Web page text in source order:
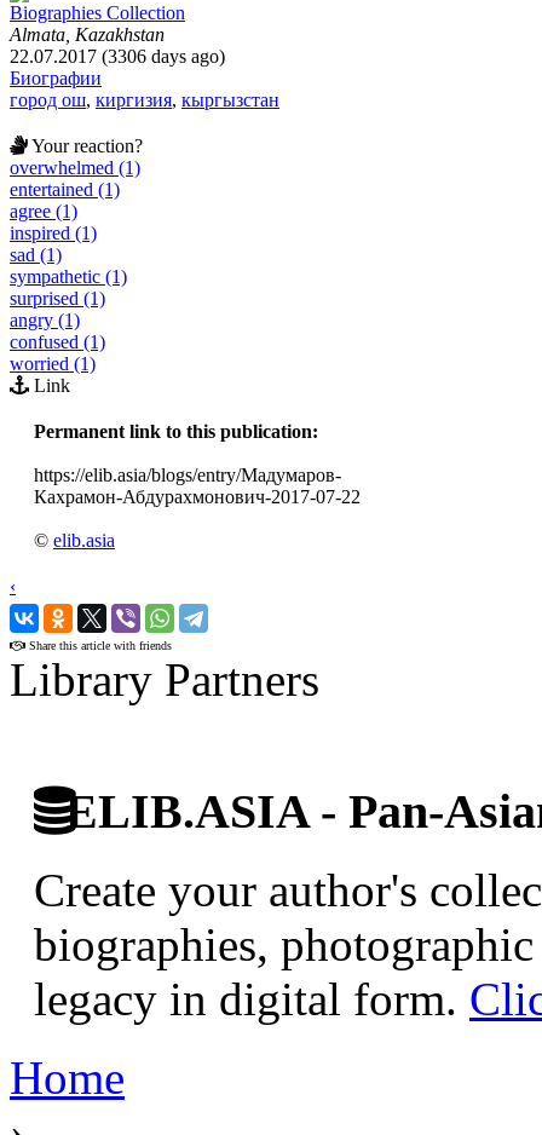
Biographies Collection
Almata, Kazakhstan
22.07.2017 (3306 days ago)
Биографии
город ош, киргизия, кыргызстан
Your reaction?
overwhelmed (1)
entertained (1)
agree (1)
inspired (1)
sad (1)
sympathetic (1)
surprised (1)
angry (1)
confused (1)
worried (1)
Link
Permanent link to this publication:
https://elib.asia/blogs/entry/Мадумаров-
Кахрамон-Абдурахмонович-2017-07-22
© elib.asia
‹
›
Share this article with friends
Library Partners
ELIB.ASIA - Pan-
Create your author's
biographies,
legacy in digital form.
Home